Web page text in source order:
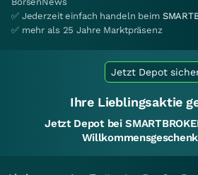
✅ Jederzeit einfach handeln beim
✅ mehr als 25 Jahre Marktpräsenz
Jetzt Depot
Ihre Lieblingsaktie
Jetzt Depot bei